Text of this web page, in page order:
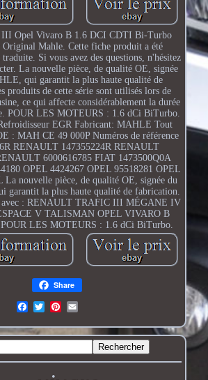
III Opel Vivaro B 1.6 DCI CDTI Bi-Turbo
Original Mahle. Cette fiche produit a été
Si vous avez des questions, n'hésitez
La nouvelle pièce, de qualité OE, signée
qui garantit la plus haute qualité de
produits de cette série sont utilisés lors de
ce qui affecte considérablement la durée
POUR LES MOTEURS : 1.6 dCi BiTurbo.
EGR Fabricant: MAHLE Tout
: MAH CE 49 000P Numéros de référence
RENAULT 147355224R RENAULT
6000616785 FIAT 1473500Q0A
OPEL 4424267 OPEL 95518281 OPEL
La nouvelle pièce, de qualité OE, signée du
garantit la plus haute qualité de fabrication.
avec : RENAULT TRAFIC III MÉGANE IV
V TALISMAN OPEL VIVARO B
LES MOTEURS : 1.6 dCi BiTurbo.
Share